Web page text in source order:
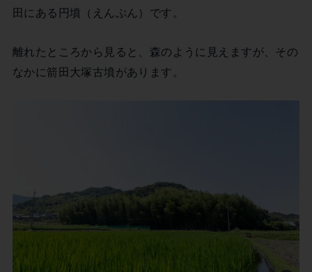
田にある円墳（えんぷん）です。
離れたところから見ると、森のように見えますが、その
なかに箭田大塚古墳があります。